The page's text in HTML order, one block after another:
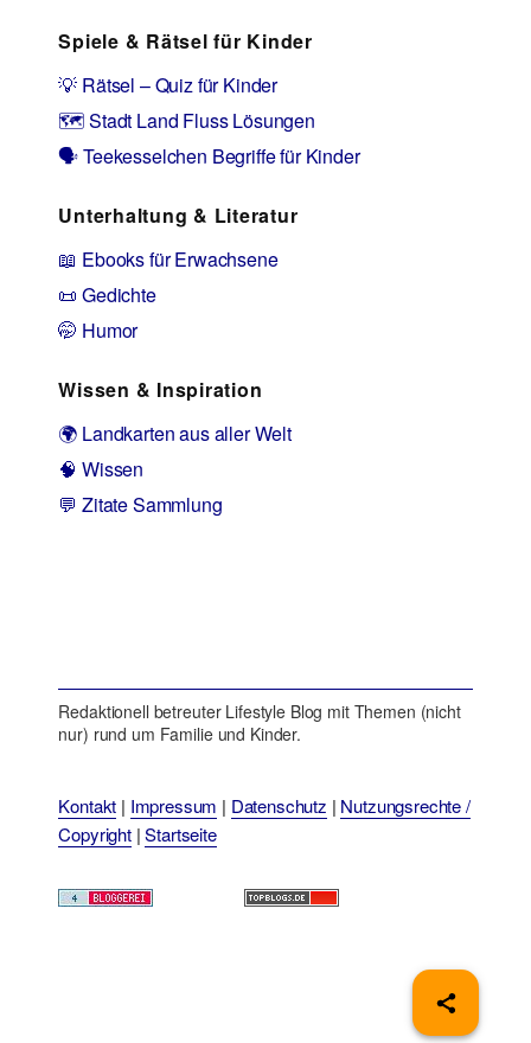
Spiele & Rätsel für Kinder
💡 Rätsel – Quiz für Kinder
🗺️ Stadt Land Fluss Lösungen
🗣️ Teekesselchen Begriffe für Kinder
Unterhaltung & Literatur
📖 Ebooks für Erwachsene
📜 Gedichte
🤭 Humor
Wissen & Inspiration
🌍 Landkarten aus aller Welt
🧠 Wissen
💬 Zitate Sammlung
Redaktionell betreuter Lifestyle Blog mit Themen (nicht
nur) rund um Familie und Kinder.
Kontakt | Impressum | Datenschutz | Nutzungsrechte /
Copyright|Startseite